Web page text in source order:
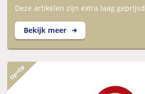
Deze artikelen zijn extra laag geprijsd
Bekijk meer